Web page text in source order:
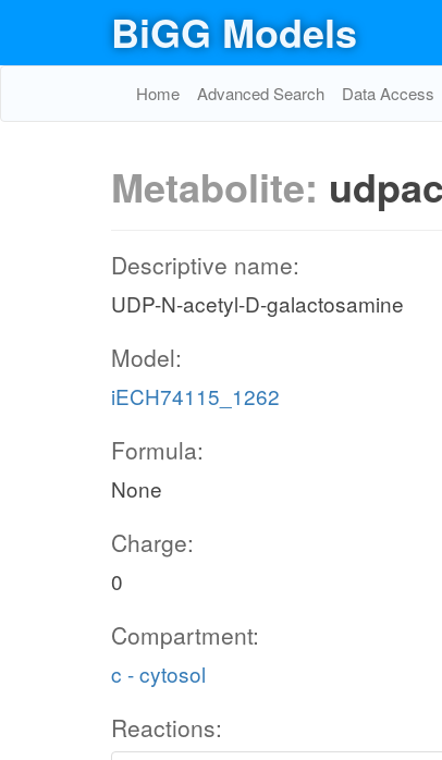
BiGG Models
Home Advanced Search Data Access
Metabolite:
Descriptive name:
UDP-N-acetyl-D-galactosamine
Model:
iECH74115_1262
Formula:
None
Charge:
0
Compartment:
c - cytosol
Reactions: